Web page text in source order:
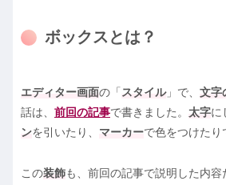
ボックスとは？
エディター画面の「 スタイル」で、 文字
話は、 前回の記事で書きました。 太字に
ンを引いたり、 マーカーで色をつけたり
この装飾も、前回の記事で説明した内容